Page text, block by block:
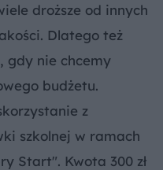
droższe od innych
Dlatego też
gdy nie chcemy
budżetu.
z
szkolnej w ramach
Start". Kwota 300 zł